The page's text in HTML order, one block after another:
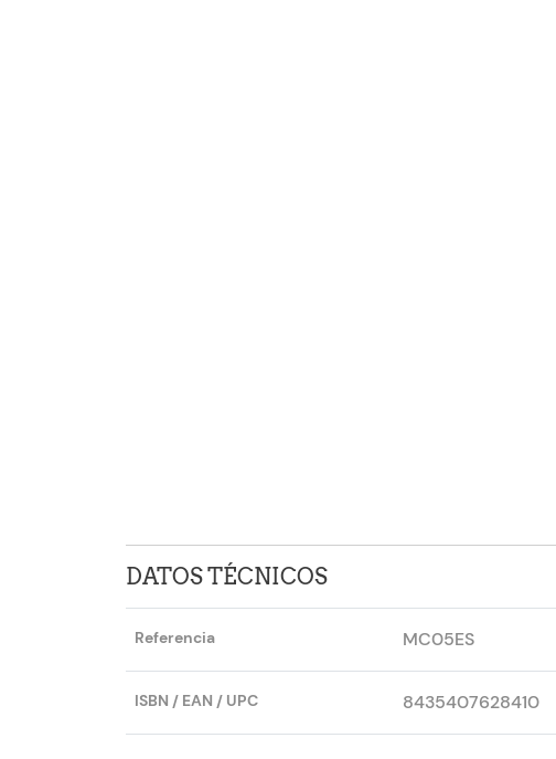
DATOS TÉCNICOS
Referencia MC05ES
ISBN / EAN / UPC 8435407628410